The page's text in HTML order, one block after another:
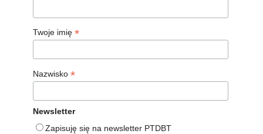
Twoje imię *
Nazwisko *
Newsletter
Zapisuję się na newsletter PTDBT